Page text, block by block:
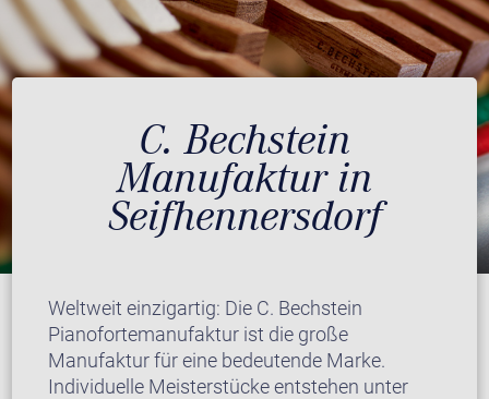
C. Bechstein
Manufaktur in
Seifhennersdorf
Weltweit einzigartig: Die C. Bechstein
Pianofortemanufaktur ist die große
Manufaktur für eine bedeutende Marke.
Individuelle Meisterstücke entstehen unter